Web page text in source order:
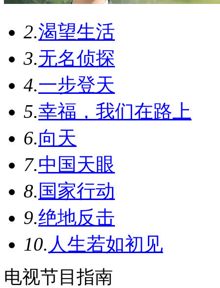
2.渴望生活
3.无名侦探
4.一步登天
5.幸福，我们在路上
6.向天
7.中国天眼
8.国家行动
9.绝地反击
10. 人生若如初见
电视节目指南